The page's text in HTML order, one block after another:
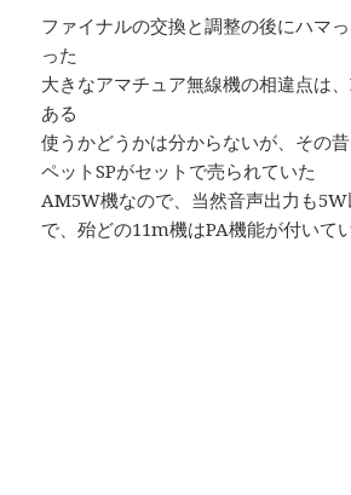
ファイナルの交換と調整の後にハマ
った
大きなアマチュア無線機の相違点は
ある
使うかどうかは分からないが、その
ペットSPがセットで売られていた
AM5W機なので、当然音声出力も5W
で、殆どの11m機はPA機能が付いて